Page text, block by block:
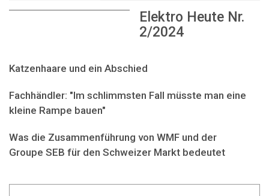
Elektro Heute Nr.
2/2024
Katzenhaare und ein Abschied
Fachhändler: "Im schlimmsten Fall müsste man eine
kleine Rampe bauen"
Was die Zusammenführung von WMF und der
Groupe SEB für den Schweizer Markt bedeutet